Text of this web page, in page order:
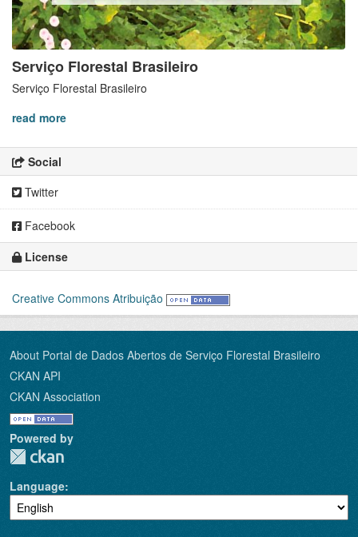
Serviço Florestal Brasileiro
Serviço Florestal Brasileiro
read more
Social
Twitter
Facebook
License
Creative Commons Atribuição
About Portal de Dados Abertos de Serviço Florestal Brasileiro
CKAN API
CKAN Association
Powered by
Language